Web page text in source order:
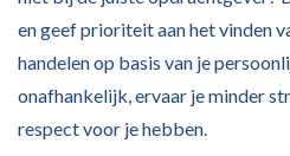
en geef prioriteit aan het vinden
handelen op basis van je
onafhankelijk, ervaar je minder
respect voor je hebben.